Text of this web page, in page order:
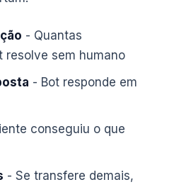
- Quantas
resolve sem humano
- Bot responde em
conseguiu o que
- Se transfere demais,